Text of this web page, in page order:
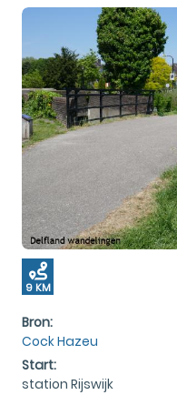
9 KM
Bron:
Cock Hazeu
Start:
station Rijswijk